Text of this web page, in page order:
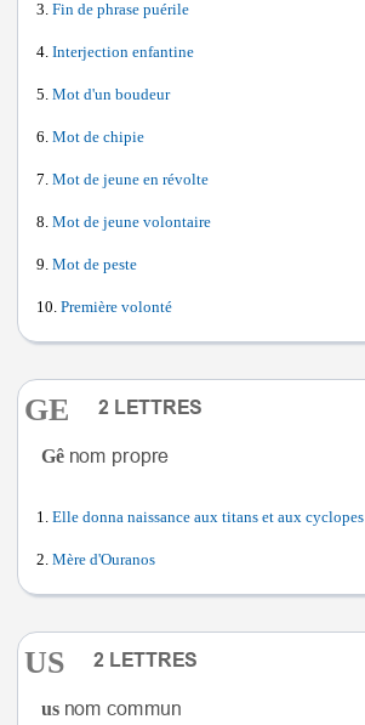
Fin de phrase puérile
Interjection enfantine
Mot d'un boudeur
Mot de chipie
Mot de jeune en révolte
Mot de jeune volontaire
Mot de peste
Première volonté
GE
Gê
Elle donna naissance aux titans et aux cyclopes
Mère d'Ouranos
US
us